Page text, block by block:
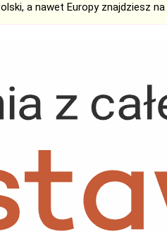
a nawet Europy znajdziesz na